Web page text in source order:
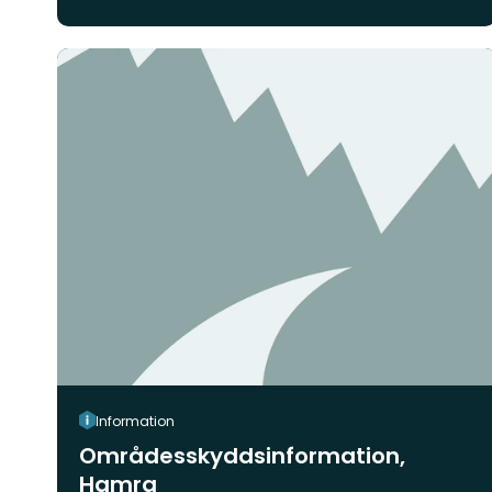
Information
Områdesskyddsinformation,
Hamra